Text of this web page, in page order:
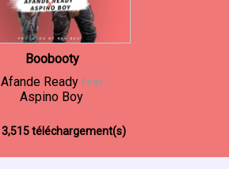
Boobooty
Afande Ready feat
Aspino Boy
3,515 téléchargement(s)